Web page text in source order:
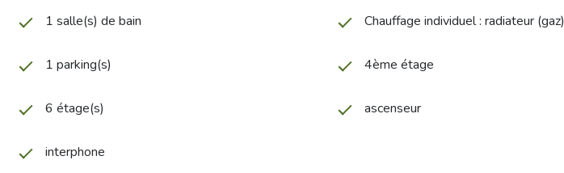
1 salle(s) de bain Chauffage individuel : radiateur (gaz)
1 parking(s) 4ème étage
6 étage(s) ascenseur
interphone